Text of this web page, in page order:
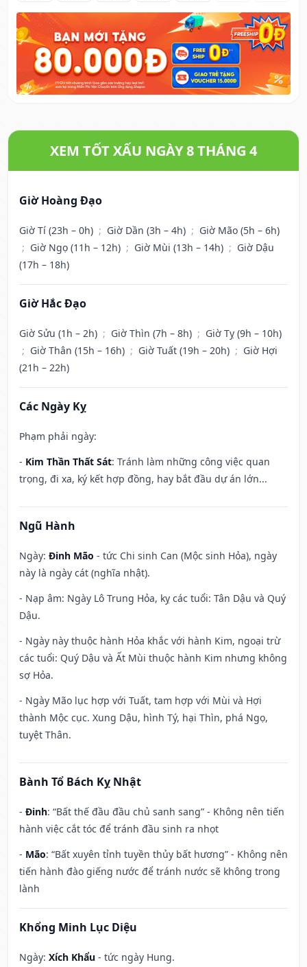
XEM TỐT XẤU NGÀY 8 THÁNG 4
Giờ Hoàng Đạo
Giờ Tí (23h – 0h) ; Giờ Dần (3h – 4h) ; Giờ Mão (5h – 6h)
; Giờ Ngọ (11h – 12h) ; Giờ Mùi (13h – 14h) ; Giờ Dậu
(17h – 18h)
Giờ Hắc Đạo
Giờ Sửu (1h – 2h) ; Giờ Thìn (7h – 8h) ; Giờ Tỵ (9h – 10h)
; Giờ Thân (15h – 16h) ; Giờ Tuất (19h – 20h) ; Giờ Hợi
(21h – 22h)
Các Ngày Kỵ
Phạm phải ngày:
- Kim Thần Thất Sát: Tránh làm những công việc quan
trọng, đi xa, ký kết hợp đồng, hay bắt đầu dự án lớn...
Ngũ Hành
Ngày: Đinh Mão - tức Chi sinh Can (Mộc sinh Hỏa), ngày
này là ngày cát (nghĩa nhật).
- Nạp âm: Ngày Lô Trung Hỏa, kỵ các tuổi: Tân Dậu và Quý
Dậu.
- Ngày này thuộc hành Hỏa khắc với hành Kim, ngoại trừ
các tuổi: Quý Dậu và Ất Mùi thuộc hành Kim nhưng không
sợ Hỏa.
- Ngày Mão lục hợp với Tuất, tam hợp với Mùi và Hợi
thành Mộc cục. Xung Dậu, hình Tý, hại Thìn, phá Ngọ,
tuyệt Thân.
Bành Tổ Bách Kỵ Nhật
- Đinh: “Bất thế đầu đầu chủ sanh sang” - Không nên tiến
hành việc cắt tóc để tránh đầu sinh ra nhọt
- Mão: “Bất xuyên tỉnh tuyền thủy bất hương” - Không nên
tiến hành đào giếng nước để tránh nước sẽ không trong
lành
Khổng Minh Lục Diệu
Ngày: Xích Khẩu - tức ngày Hung.